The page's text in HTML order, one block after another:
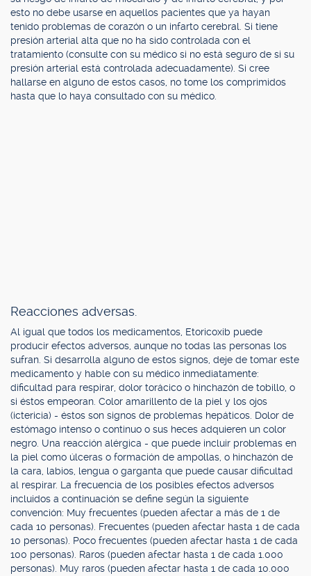
esto no debe usarse en aquellos pacientes que ya hayan
tenido problemas de corazón o un infarto cerebral. Si tiene
presión arterial alta que no ha sido controlada con el
tratamiento (consulte con su médico si no está seguro de si su
presión arterial está controlada adecuadamente). Si cree
hallarse en alguno de estos casos, no tome los comprimidos
hasta que lo haya consultado con su médico.
Reacciones adversas.
Al igual que todos los medicamentos, Etoricoxib puede
producir efectos adversos, aunque no todas las personas los
sufran. Si desarrolla alguno de estos signos, deje de tomar este
medicamento y hable con su médico inmediatamente:
dificultad para respirar, dolor torácico o hinchazón de tobillo, o
si éstos empeoran. Color amarillento de la piel y los ojos
(ictericia) - éstos son signos de problemas hepáticos. Dolor de
estómago intenso o continuo o sus heces adquieren un color
negro. Una reacción alérgica - que puede incluir problemas en
la piel como úlceras o formación de ampollas, o hinchazón de
la cara, labios, lengua o garganta que puede causar dificultad
al respirar. La frecuencia de los posibles efectos adversos
incluidos a continuación se define según la siguiente
convención: Muy frecuentes (pueden afectar a más de 1 de
cada 10 personas). Frecuentes (pueden afectar hasta 1 de cada
10 personas). Poco frecuentes (pueden afectar hasta 1 de cada
100 personas). Raros (pueden afectar hasta 1 de cada 1.000
personas). Muy raros (pueden afectar hasta 1 de cada 10.000